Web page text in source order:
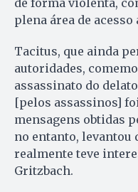
de forma violenta,
plena área de
Tacitus, que ainda
autoridades,
assassinato do
[pelos assassinos]
mensagens obtidas
no entanto, levantou
realmente teve
Gritzbach.